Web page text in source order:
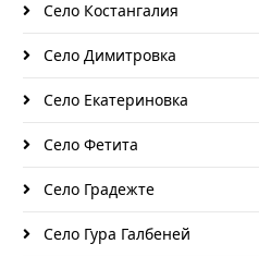
Село Костангалия
Село Димитровка
Село Екатериновка
Село Фетита
Село Градежте
Село Гура Галбеней